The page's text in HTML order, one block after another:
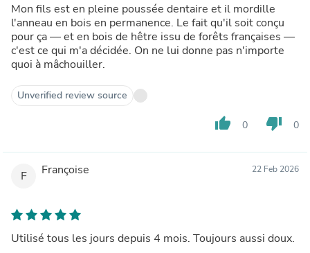
Mon fils est en pleine poussée dentaire et il mordille
l'anneau en bois en permanence. Le fait qu'il soit conçu
pour ça — et en bois de hêtre issu de forêts françaises —
c'est ce qui m'a décidée. On ne lui donne pas n'importe
quoi à mâchouiller.
Unverified review source
thumb_up 0 thumb_down 0
F Françoise 22 Feb 2026
Utilisé tous les jours depuis 4 mois. Toujours aussi doux.